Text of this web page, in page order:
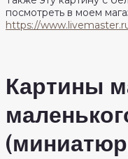
посмотреть в моем
https://
Картины